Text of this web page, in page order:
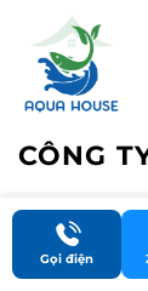
Gọi điện
CÔNG